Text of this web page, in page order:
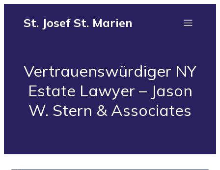
St. Josef St. Marien
Vertrauenswürdiger NY
Estate Lawyer – Jason
W. Stern & Associates